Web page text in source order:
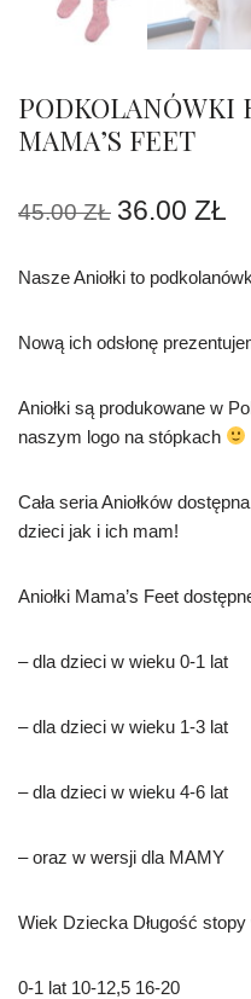
PODKOLANÓWKI
MAMA’S FEET
45.00ZŁ 36.00 ZŁ
Nasze Aniołki to
Nową ich odsłonę
Aniołki są produkowane w
naszym logo na stópkach
Cała seria Aniołków
dzieci jak i ich mam!
Aniołki Mama’s Feet
– dla dzieci w wieku 0-1 lat
– dla dzieci w wieku 1-3 lat
– dla dzieci w wieku 4-6 lat
– oraz w wersji dla MAMY
Wiek Dziecka Długość
0-1 lat 10-12,5 16-20